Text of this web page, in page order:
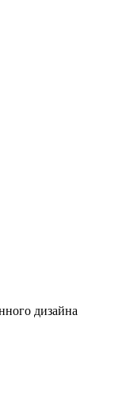
дизайна